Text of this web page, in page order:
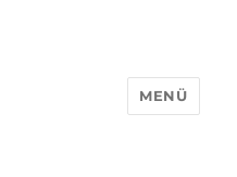
MENÜ